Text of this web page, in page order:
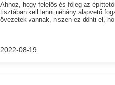
Ahhoz, hogy felelős és főleg az
tisztában kell lenni néhány alapvető
övezetek vannak, hiszen ez dönti el,
2022-08-19